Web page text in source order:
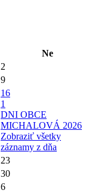
Ne
2
9
16
1
DNI OBCE
MICHALOVÁ 2026
Zobraziť všetky
záznamy z dňa
23
30
6